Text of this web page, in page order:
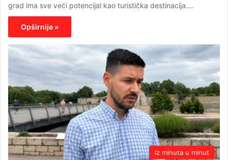
grad ima sve veći potencijal kao turistička destinacija.…
Opširnije »
Iz minuta u minut